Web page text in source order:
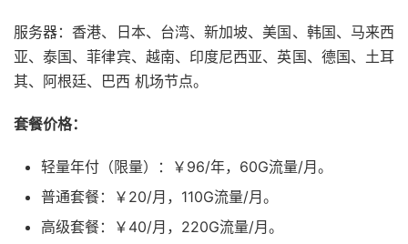
服务器：香港、日本、台湾、新加坡、美国、韩国、马来西
亚、泰国、菲律宾、越南、印度尼西亚、英国、德国、土耳
其、阿根廷、巴西 机场节点。
套餐价格：
轻量年付（限量）：￥96/年，60G流量/月。
普通套餐：￥20/月，110G流量/月。
高级套餐：￥40/月，220G流量/月。